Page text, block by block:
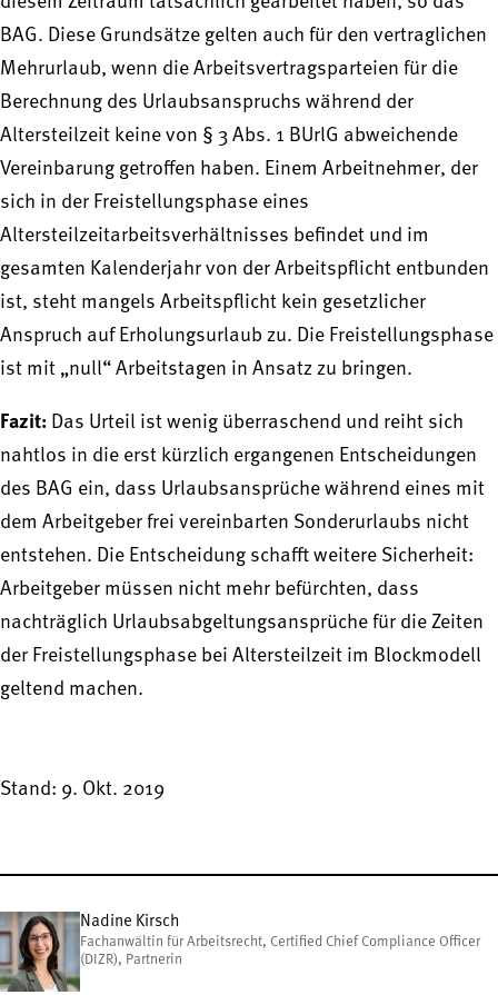
BAG. Diese Grundsätze gelten auch für den vertraglichen
Mehrurlaub, wenn die Arbeitsvertragsparteien für die
Berechnung des Urlaubsanspruchs während der
Altersteilzeit keine von § 3 Abs. 1 BUrlG abweichende
Vereinbarung getroffen haben. Einem Arbeitnehmer, der
sich in der Freistellungsphase eines
Altersteilzeitarbeitsverhältnisses befindet und im
gesamten Kalenderjahr von der Arbeitspflicht entbunden
ist, steht mangels Arbeitspflicht kein gesetzlicher
Anspruch auf Erholungsurlaub zu. Die Freistellungsphase
ist mit „null“ Arbeitstagen in Ansatz zu bringen.
Fazit: Das Urteil ist wenig überraschend und reiht sich
nahtlos in die erst kürzlich ergangenen Entscheidungen
des BAG ein, dass Urlaubsansprüche während eines mit
dem Arbeitgeber frei vereinbarten Sonderurlaubs nicht
entstehen. Die Entscheidung schafft weitere Sicherheit:
Arbeitgeber müssen nicht mehr befürchten, dass
nachträglich Urlaubsabgeltungsansprüche für die Zeiten
der Freistellungsphase bei Altersteilzeit im Blockmodell
geltend machen.
Stand: 9. Okt. 2019
Nadine Kirsch
Fachanwältin für Arbeitsrecht, Certified Chief Compliance Officer
(DIZR), Partnerin